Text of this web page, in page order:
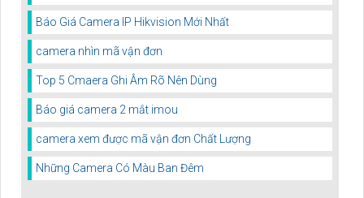
Báo Giá Camera IP Hikvision Mới Nhất
camera nhìn mã vận đơn
Top 5 Cmaera Ghi Âm Rõ Nên Dùng
Báo giá camera 2 mắt imou
camera xem được mã vận đơn Chất Lượng
Những Camera Có Màu Ban Đêm